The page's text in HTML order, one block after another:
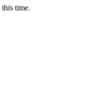
this time.